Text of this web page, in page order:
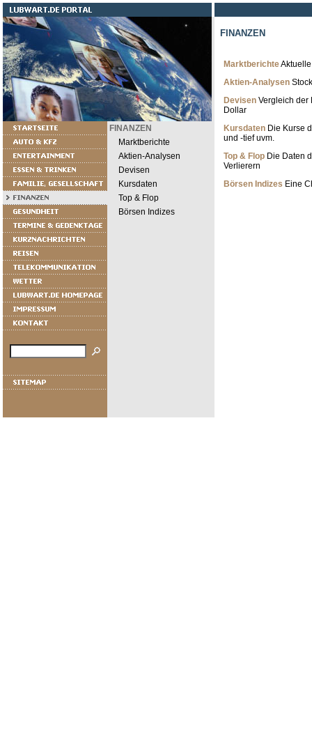
FINANZEN
Marktberichte
Aktien-Analysen
Devisen
Kursdaten
Top & Flop
Börsen Indizes
FINANZEN
Marktberichte
Aktien-Analysen
Devisen Vergleich der
Dollar
Kursdaten Die Kurse
und -tief uvm.
Top & Flop Die Daten
Verlierern
Börsen Indizes Eine